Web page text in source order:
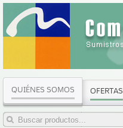
QUIÉNES SOMOS OFERTAS